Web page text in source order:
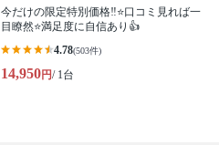
今だけの限定特別価格‼️⭐口コミ見れば一
目瞭然⭐満足度に自信あり👍
4.78(503件)
14,950円/ 1台